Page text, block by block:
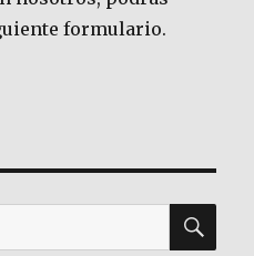
formulario.